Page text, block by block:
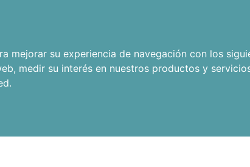
su experiencia de navegación con los
, medir su interés en nuestros productos y
.